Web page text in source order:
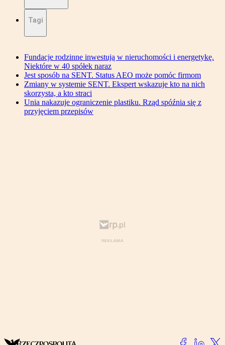
Tagi
Fundacje rodzinne inwestują w nieruchomości i energetykę.
Niektóre w 40 spółek naraz
Jest sposób na SENT. Status AEO może pomóc firmom
Zmiany w systemie SENT. Ekspert wskazuje kto na nich
skorzysta, a kto straci
Unia nakazuje ograniczenie plastiku. Rząd spóźnia się z
przyjęciem przepisów